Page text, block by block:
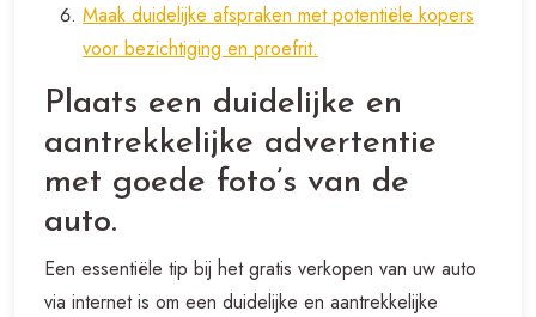
Maak duidelijke afspraken met potentiële kopers
voor bezichtiging en proefrit.
Plaats een duidelijke en
aantrekkelijke advertentie
met goede foto’s van de
auto.
Een essentiële tip bij het gratis verkopen van uw auto
via internet is om een duidelijke en aantrekkelijke